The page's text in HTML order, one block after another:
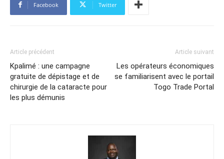
Facebook Twitter
Article précédent
Kpalimé : une campagne
gratuite de dépistage et de
chirurgie de la cataracte pour
les plus démunis
Article suivant
Les opérateurs économiques
se familiarisent avec le portail
Togo Trade Portal